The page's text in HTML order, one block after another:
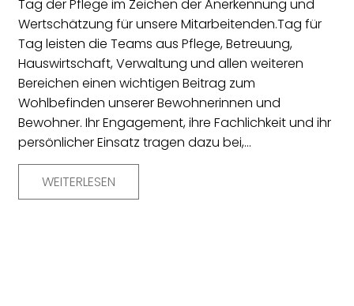
Tag der Pflege im Zeichen der Anerkennung und
Wertschätzung für unsere Mitarbeitenden.Tag für
Tag leisten die Teams aus Pflege, Betreuung,
Hauswirtschaft, Verwaltung und allen weiteren
Bereichen einen wichtigen Beitrag zum
Wohlbefinden unserer Bewohnerinnen und
Bewohner. Ihr Engagement, ihre Fachlichkeit und ihr
persönlicher Einsatz tragen dazu bei,…
WEITERLESEN